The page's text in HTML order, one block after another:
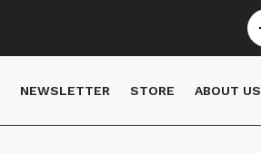
NEWSLETTER STORE ABOUT US